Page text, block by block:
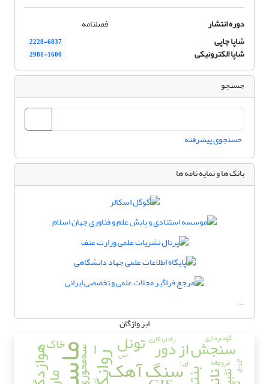
دوره انتشار
فصلنامه
شاپا چاپی
2228-6837
شاپا الکترونیکی 2981-1600
جستجو
جستجوی پیشرفته
بانک ها و نمایه نامه ها
...
ابر واژگان
ماسه سنگ آهک هوازدگی سنجش از دور تونل خاک سه‌محوریسد
تزریق
رفتارنگاری گودبرداری
ای ؛ فروچاله
لس